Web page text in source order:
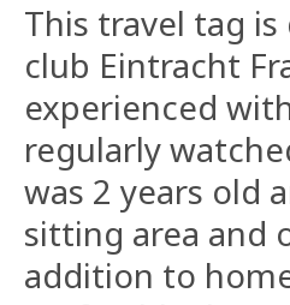
This travel tag
club Eintracht
experienced
regularly
was 2 years old
sitting area and
addition to